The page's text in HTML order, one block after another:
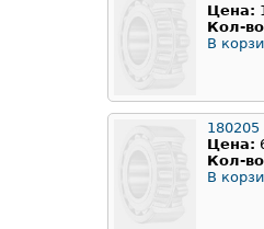
Цена:
Кол-
В
180205
Цена:
Кол-
В